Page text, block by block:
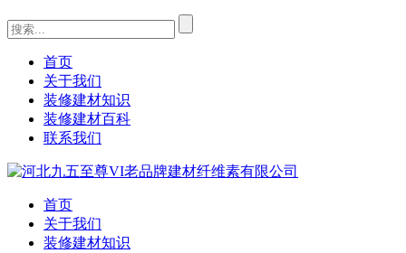
首页
关于我们
装修建材知识
装修建材百科
联系我们
首页
关于我们
装修建材知识